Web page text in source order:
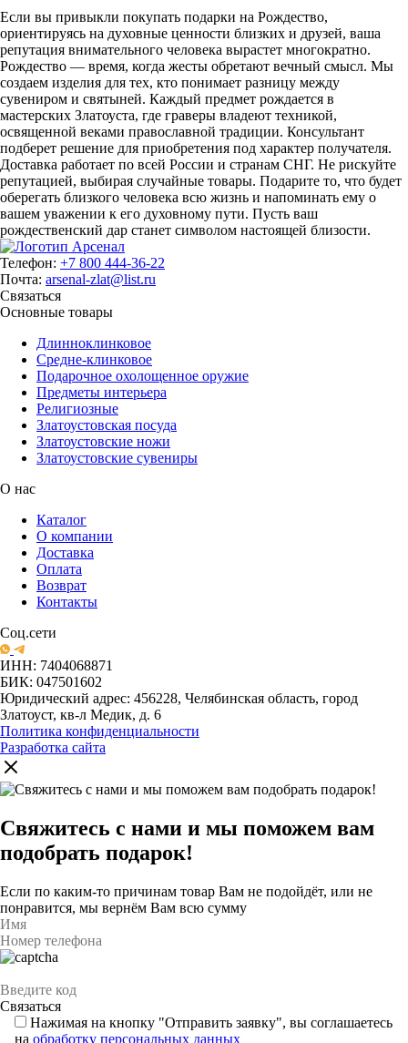
Если вы привыкли покупать подарки на Рождество,
ориентируясь на духовные ценности близких и друзей, ваша
репутация внимательного человека вырастет многократно.
Рождество — время, когда жесты обретают вечный смысл. Мы
создаем изделия для тех, кто понимает разницу между
сувениром и святыней. Каждый предмет рождается в
мастерских Златоуста, где граверы владеют техникой,
освященной веками православной традиции. Консультант
подберет решение для приобретения под характер получателя.
Доставка работает по всей России и странам СНГ. Не рискуйте
репутацией, выбирая случайные товары. Подарите то, что будет
оберегать близкого человека всю жизнь и напоминать ему о
вашем уважении к его духовному пути. Пусть ваш
рождественский дар станет символом настоящей близости.
Телефон: +7 800 444-36-22
Почта: arsenal-zlat@list.ru
Связаться
Основные товары
Длинноклинковое
Средне-клинковое
Подарочное охолощенное оружие
Предметы интерьера
Религиозные
Златоустовская посуда
Златоустовские ножи
Златоустовские сувениры
О нас
Каталог
О компании
Доставка
Оплата
Возврат
Контакты
Соц.сети
ИНН: 7404068871
БИК: 047501602
Юридический адрес: 456228, Челябинская область, город
Златоуст, кв-л Медик, д. 6
Политика конфиденциальности
Разработка сайта
Свяжитесь с нами и мы поможем вам
подобрать подарок!
Если по каким-то причинам товар Вам не подойдёт, или не
понравится, мы вернём Вам всю сумму
Нажимая на кнопку "Отправить заявку", вы соглашаетесь
на обработку персональных данных